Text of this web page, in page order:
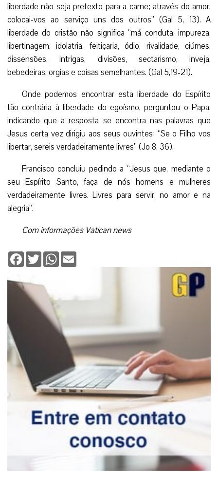
liberdade não seja pretexto para a carne; através do amor,
colocai-vos ao serviço uns dos outros” (Gal 5, 13). A
liberdade do cristão não significa “má conduta, impureza,
libertinagem, idolatria, feitiçaria, ódio, rivalidade, ciúmes,
dissensões, intrigas, divisões, sectarismo, inveja,
bebedeiras, orgias e coisas semelhantes. (Gal 5,19-21).
Onde podemos encontrar esta liberdade do Espírito
tão contrária à liberdade do egoísmo, perguntou o Papa,
indicando que a resposta se encontra nas palavras que
Jesus certa vez dirigiu aos seus ouvintes: “Se o Filho vos
libertar, sereis verdadeiramente livres” (Jo 8, 36).
Francisco concluiu pedindo a “Jesus que, mediante o
seu Espírito Santo, faça de nós homens e mulheres
verdadeiramente livres. Livres para servir, no amor e na
alegria”.
Com informações Vatican news
Facebook
TwitterWhatsApp